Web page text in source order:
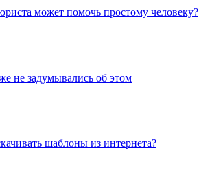
может помочь простому человеку?
не задумывались об этом
шаблоны из интернета?